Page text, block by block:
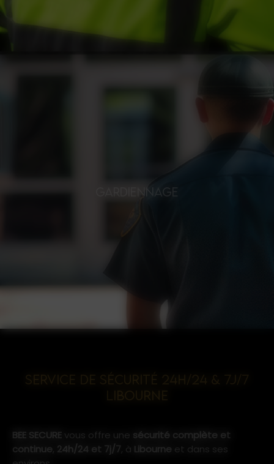
GARDIENNAGE
Service de Sécurité 24h/24 & 7j/7
BEE SECURE vous offre une sécurité complète et
continue, 24h/24 et 7j/7 , à Libourne et dans ses